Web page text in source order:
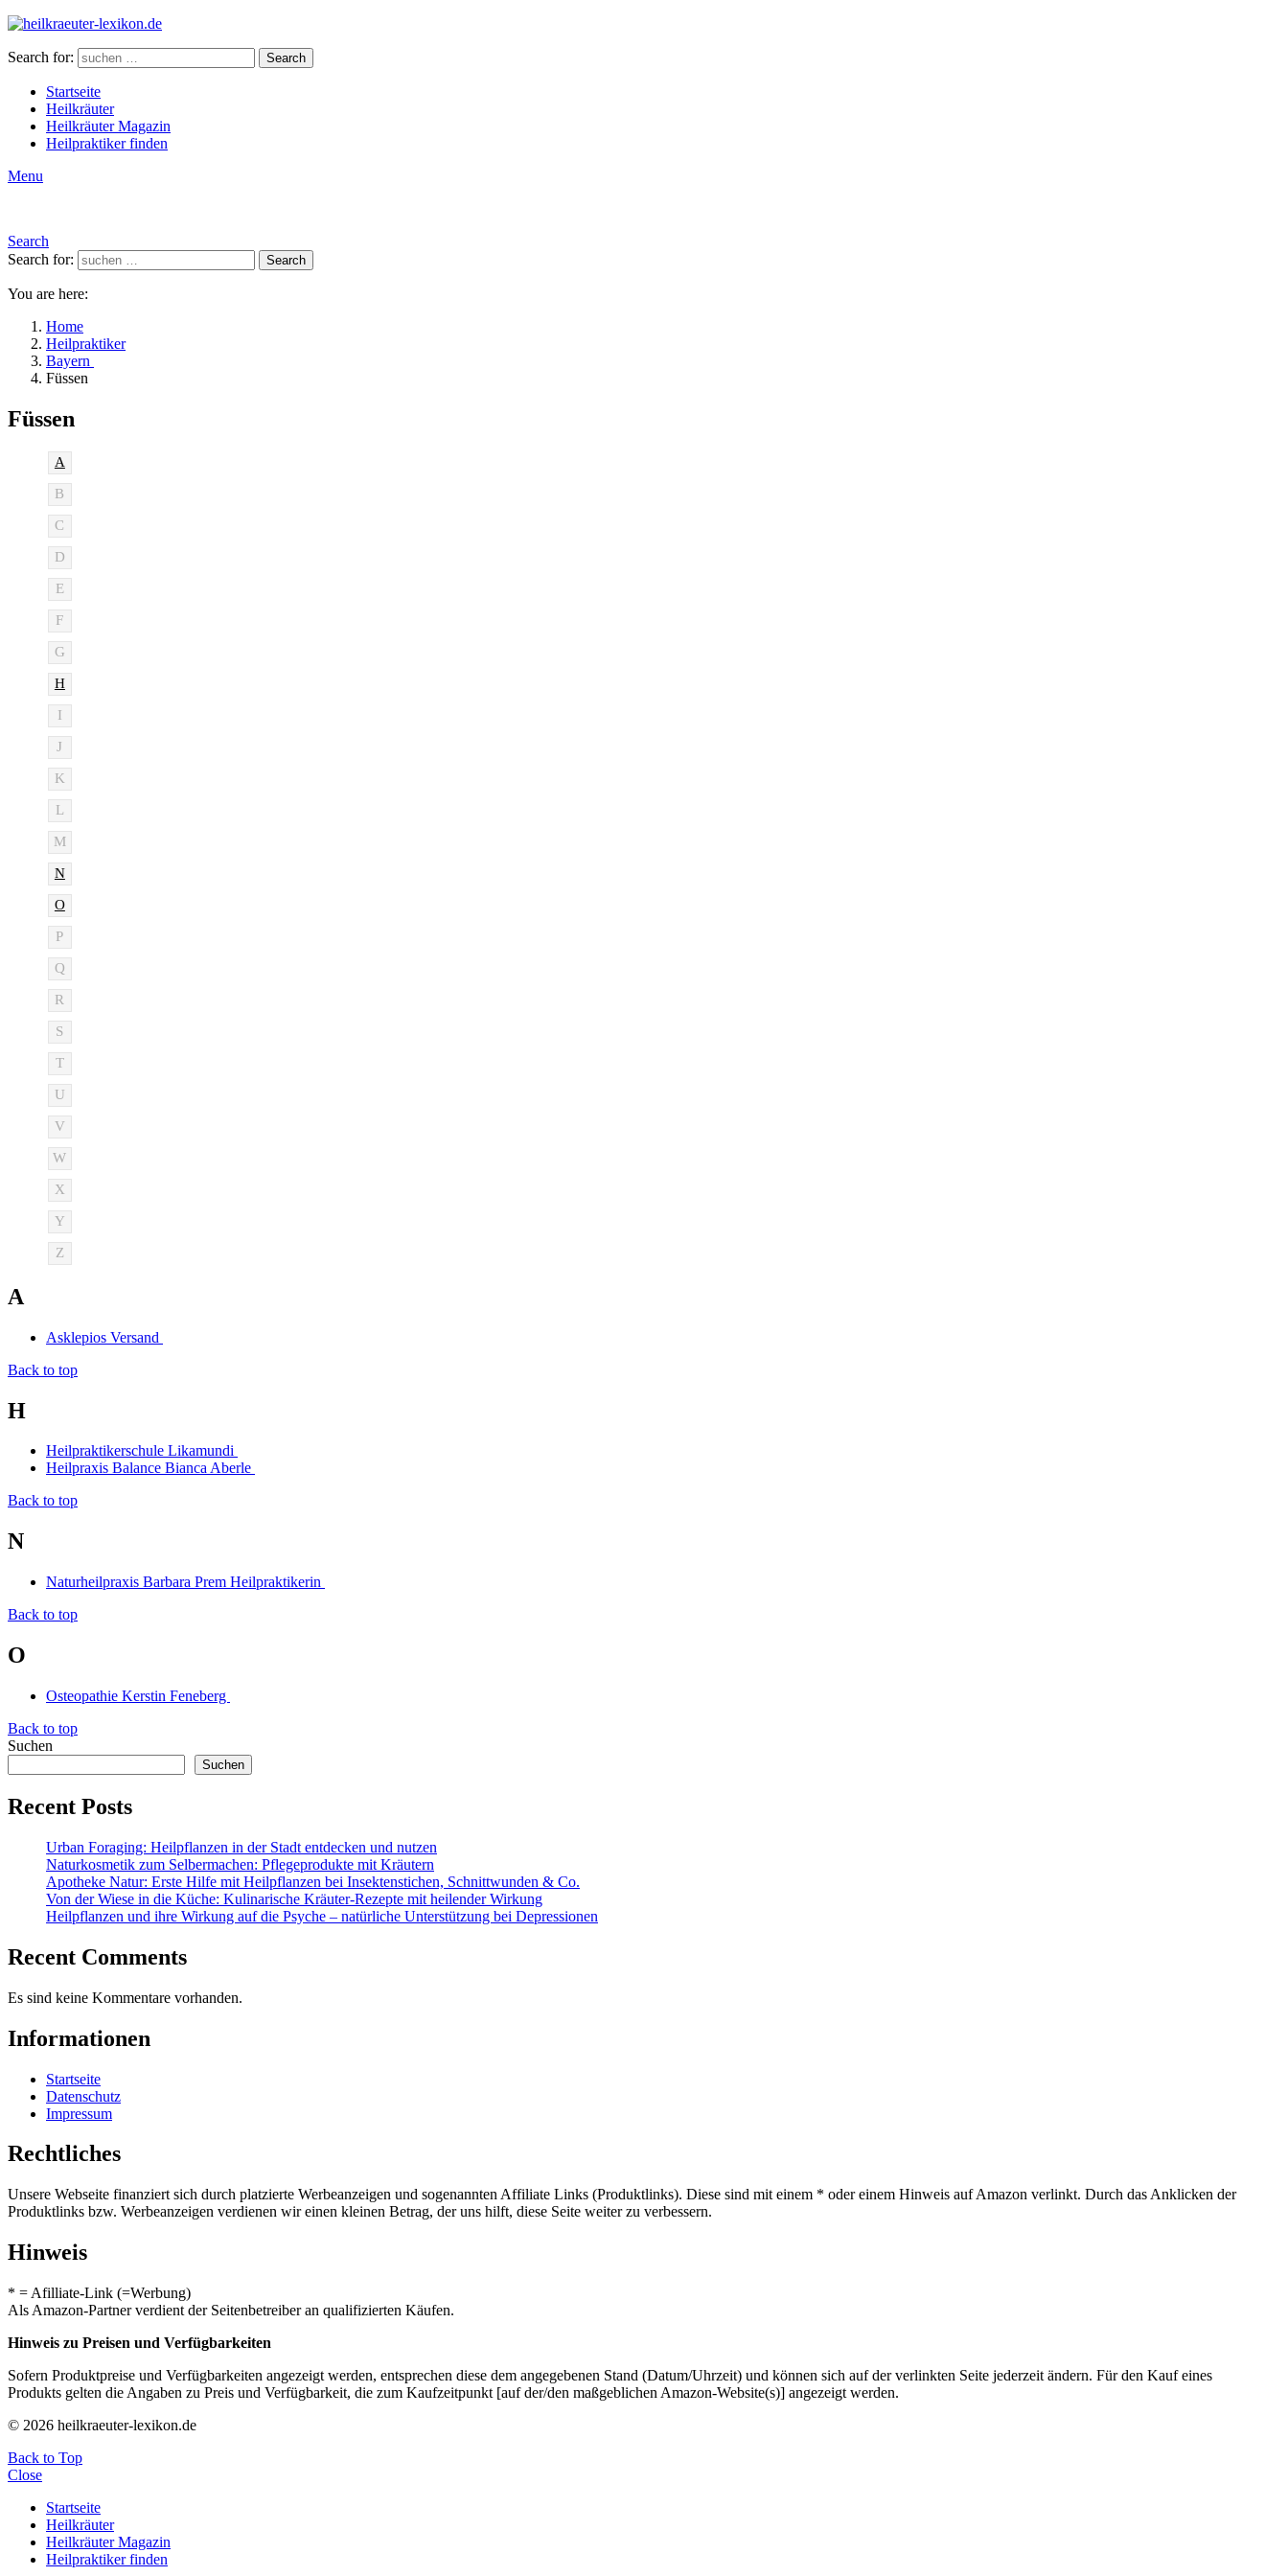
Search for: Search
Startseite
Heilkräuter
Heilkräuter Magazin
Heilpraktiker finden
Menu
Search
Search for:
Search
You are here:
Home
Heilpraktiker
Bayern
Füssen
Füssen
A
B
C
D
E
F
G
H
I
J
K
L
M
N
O
P
Q
R
S
T
U
V
W
X
Y
Z
A
Asklepios Versand
Back to top
H
Heilpraktikerschule Likamundi
Heilpraxis Balance Bianca Aberle
Back to top
N
Naturheilpraxis Barbara Prem Heilpraktikerin
Back to top
O
Osteopathie Kerstin Feneberg
Back to top
Suchen
Suchen
Recent Posts
Urban Foraging: Heilpflanzen in der Stadt entdecken und nutzen
Naturkosmetik zum Selbermachen: Pflegeprodukte mit Kräutern
Apotheke Natur: Erste Hilfe mit Heilpflanzen bei Insektenstichen, Schnittwunden & Co.
Von der Wiese in die Küche: Kulinarische Kräuter-Rezepte mit heilender Wirkung
Heilpflanzen und ihre Wirkung auf die Psyche – natürliche Unterstützung bei Depressionen
Recent Comments
Es sind keine Kommentare vorhanden.
Informationen
Startseite
Datenschutz
Impressum
Rechtliches
Unsere Webseite finanziert sich durch platzierte Werbeanzeigen und sogenannten Affiliate Links (Produktlinks). Diese sind mit einem * oder einem Hinweis auf Amazon verlinkt. Durch das Anklicken der
Produktlinks bzw. Werbeanzeigen verdienen wir einen kleinen Betrag, der uns hilft, diese Seite weiter zu verbessern.
Hinweis
* = Afilliate-Link (=Werbung)
Als Amazon-Partner verdient der Seitenbetreiber an qualifizierten Käufen.
Hinweis zu Preisen und Verfügbarkeiten
Sofern Produktpreise und Verfügbarkeiten angezeigt werden, entsprechen diese dem angegebenen Stand (Datum/Uhrzeit) und können sich auf der verlinkten Seite jederzeit ändern. Für den Kauf eines
Produkts gelten die Angaben zu Preis und Verfügbarkeit, die zum Kaufzeitpunkt [auf der/den maßgeblichen Amazon-Website(s)] angezeigt werden.
© 2026 heilkraeuter-lexikon.de
Back to Top
Close
Startseite
Heilkräuter
Heilkräuter Magazin
Heilpraktiker finden